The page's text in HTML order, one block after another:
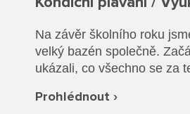
Pečovatelské služby
Prodavačské práce
Provozní služby
Ze života ZŠ
Kontakty ZŠ
Ze života ZŠS
Kontakty ZŠS
Dokumenty MŠ
Na závěr školního roku
velký bazén společně.
ukázali, co všechno se za
oblečení a záchranu
Prohlédnout ›